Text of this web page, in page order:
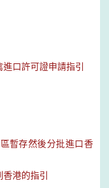
口許可證申請指引
暫存然後分批進口香
港的指引